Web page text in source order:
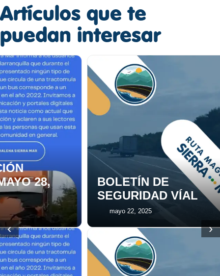
Artículos que te
puedan interesar
28,
BOLETÍN DE
SEGURIDAD VÍAL
mayo 22, 2025
‹ ›